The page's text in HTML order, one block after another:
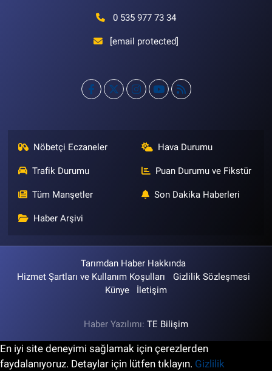
0 535 977 73 34
[email protected]
Nöbetçi Eczaneler Hava Durumu
Trafik Durumu Puan Durumu ve Fikstür
Tüm Manşetler Son Dakika Haberleri
Haber Arşivi
Tarımdan Haber Hakkında
Hizmet Şartları ve Kullanım Koşulları
Gizlilik Sözleşmesi
Künye
İletişim
Haber Yazılımı: TE Bilişim
En iyi site deneyimi sağlamak için çerezlerden
faydalanıyoruz. Detaylar için lütfen tıklayın. Gizlilik